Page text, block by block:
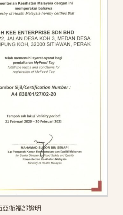
亞衛福部證明